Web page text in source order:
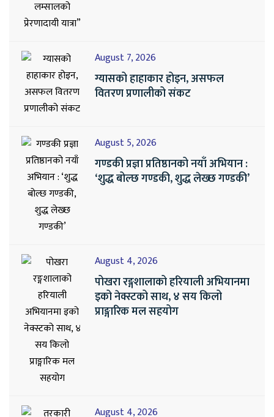
August 7, 2026
ग्यासको हाहाकार होइन, असफल
वितरण प्रणालीको संकट
August 5, 2026
गण्डकी प्रज्ञा प्रतिष्ठानको नयाँ अभियान :
‘शुद्ध बोल्छ गण्डकी, शुद्ध लेख्छ गण्डकी’
August 4, 2026
पोखरा रङ्गशालाको हरियाली अभियानमा
इको नेक्स्टको साथ, ४ सय किलो
प्राङ्गारिक मल सहयोग
August 4, 2026